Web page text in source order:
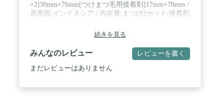
×2]30mm×76mm[つけまつ毛用接着剤]17mm×70mm /
原産国:インドネシア / 内容量:まつげ2セット/接着剤
続きを見る
みんなのレビュー レビューを書く
まだレビューはありません